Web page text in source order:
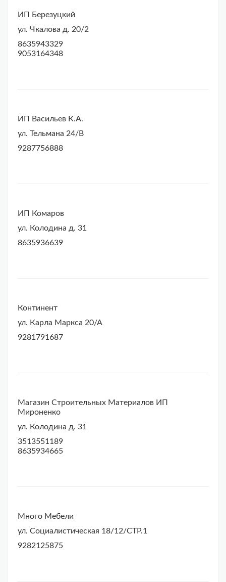
ИП Березуцкий
ул. Чкалова д. 20/2
8635943329
9053164348
ИП Васильев К.А.
ул. Тельмана 24/В
9287756888
ИП Комаров
ул. Колодина д. 31
8635936639
Континент
ул. Карла Маркса 20/А
9281791687
Магазин Строительных Материалов ИП
Мироненко
ул. Колодина д. 31
3513551189
8635934665
Много Мебели
ул. Социалистическая 18/12/СТР.1
9282125875